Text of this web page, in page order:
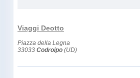
Viaggi Deotto
Piazza della Legna
33033 Codroipo (UD)